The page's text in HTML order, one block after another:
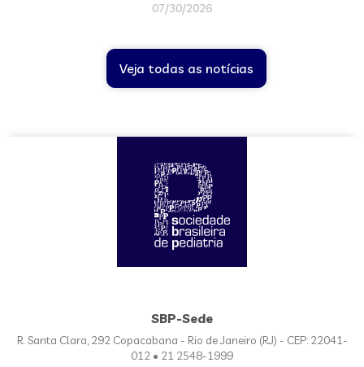
07/30/2026
Veja todas as notícias
SBP-Sede
R. Santa Clara, 292 Copacabana - Rio de Janeiro (RJ) - CEP: 22041-
012 • 21 2548-1999